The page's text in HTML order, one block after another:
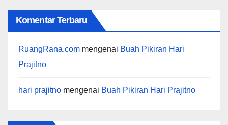
Komentar Terbaru
RuangRana.com mengenai Buah Pikiran Hari
Prajitno
hari prajitno mengenai Buah Pikiran Hari Prajitno